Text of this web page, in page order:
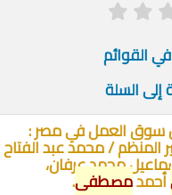
القوائم
السلة
سوق العمل في مصر :
المنظم /محمد عبد الفتاح
محمد عرفان،
مصطفى.